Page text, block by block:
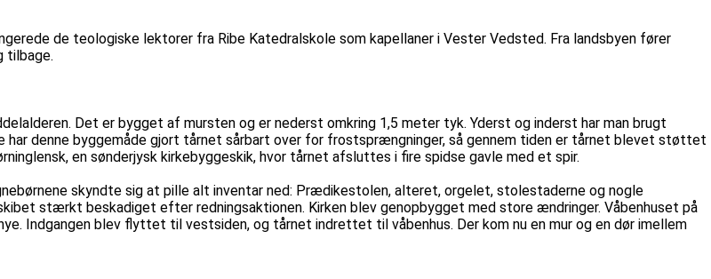
de teologiske lektorer fra Ribe Katedralskole som kapellaner i Vester Vedsted. Fra landsbyen fører
tilbage.
Det er bygget af mursten og er nederst omkring 1,5 meter tyk. Yderst og inderst har man brugt
denne byggemåde gjort tårnet sårbart over for frostsprængninger, så gennem tiden er tårnet blevet støttet
en sønderjysk kirkebyggeskik, hvor tårnet afsluttes i fire spidse gavle med et spir.
skyndte sig at pille alt inventar ned: Prædikestolen, alteret, orgelet, stolestaderne og nogle
stærkt beskadiget efter redningsaktionen. Kirken blev genopbygget med store ændringer. Våbenhuset på
Indgangen blev flyttet til vestsiden, og tårnet indrettet til våbenhus. Der kom nu en mur og en dør imellem